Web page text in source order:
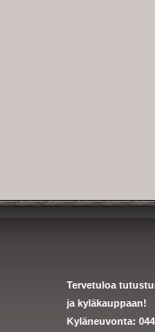
Tervetuloa
ja kyläkauppaan!
Kyläneuvonta: 044